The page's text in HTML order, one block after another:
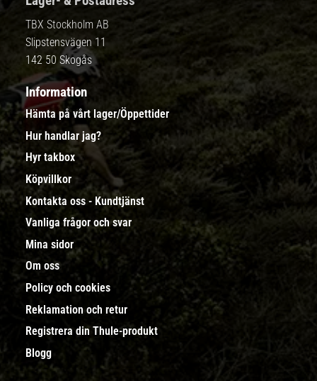
TBX Stockholm AB
Slipstensvägen 11
142 50 Skogås
Information
Hämta på vårt lager/Öppettider
Hur handlar jag?
Hyr takbox
Köpvillkor
Kontakta oss - Kundtjänst
Vanliga frågor och svar
Mina sidor
Om oss
Policy och cookies
Reklamation och retur
Registrera din Thule-produkt
Blogg